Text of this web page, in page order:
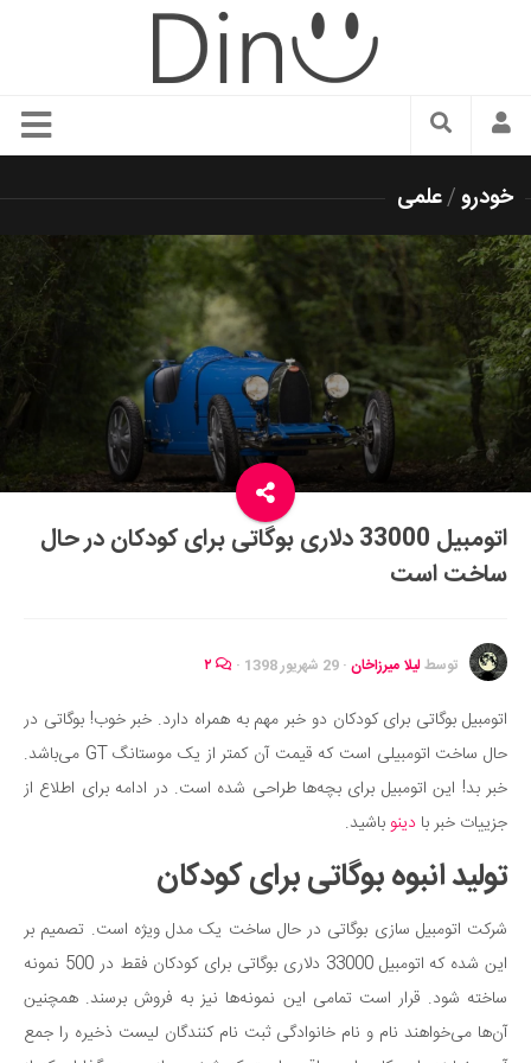
سبک زندگی
زیبایی و آرایش
شیک پوشی
دکوراسیون و چیدمان
غذا
رستوران گردی
آشپزی
سفر و گردشگری
ایران گردی
جهان گردی
موفقیت و مهارت‌های فردی
تغذیه سالم
بهداشت
بیماری و درمان
کودک و مادر
ورزش و تندرستی
روانشناسی
مراکز پزشکی و دارویی
فرهنگ و هنر
خودرو/علمی
اتومبیل 33000 دلاری بوگاتی برای کودکان در حال
ساخت است
توسطلیلا میرزاخان · 29 شهریور 1398 ·
اتومبیل بوگاتی برای کودکان دو خبر مهم به همراه دارد. خبر خوب! بوگاتی در
حال ساخت اتومبیلی است که قیمت آن کمتر از یک موستانگ GT می‌باشد.
خبر بد! این اتومبیل برای بچه‌ها طراحی شده است. در ادامه برای اطلاع از
جزییات خبر با دینوباشید.
تولید انبوه بوگاتی برای کودکان
شرکت اتومبیل سازی بوگاتی در حال ساخت یک مدل ویژه است. تصمیم بر
این شده که اتومبیل 33000 دلاری بوگاتی برای کودکان فقط در 500 نمونه
ساخته شود. قرار است تمامی این نمونه‌ها نیز به فروش برسند. همچنین
آن‌ها می‌خواهند نام و نام خانوادگی ثبت نام کنندگان لیست ذخیره را جمع